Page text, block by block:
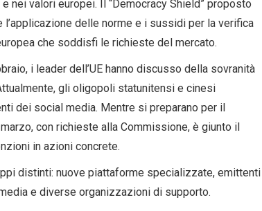
nei valori europei. Il “Democracy Shield” proposto
delle norme e i sussidi per la verifica
che soddisfi le richieste del mercato.
i leader dell’UE hanno discusso della sovranità
gli oligopoli statunitensi e cinesi
dei social media. Mentre si preparano per il
con richieste alla Commissione, è giunto il
in azioni concrete.
distinti: nuove piattaforme specializzate, emittenti
e diverse organizzazioni di supporto.